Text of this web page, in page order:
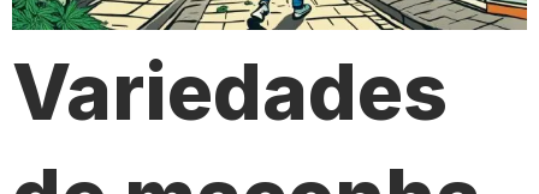
Variedades